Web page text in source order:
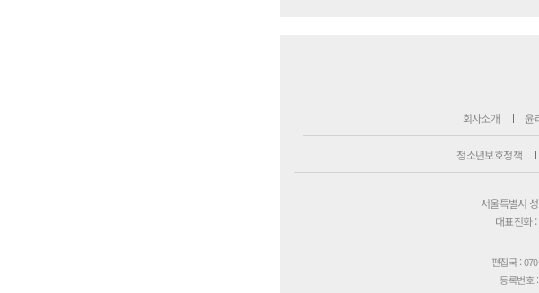
회사소개 윤
청소년보호정책
서울특별시
대표전화
편집국 :
등록번호